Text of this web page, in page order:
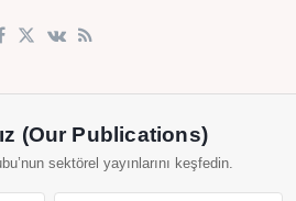
(Our Publications)
sektörel yayınlarını keşfedin.